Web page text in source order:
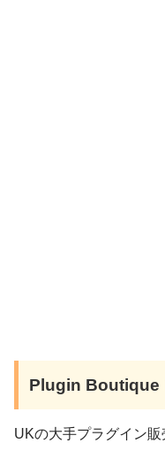
Plugin Boutique
UKの大手プラグイン販